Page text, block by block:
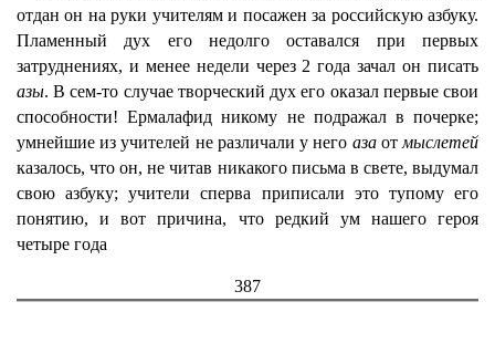
отдан он на руки учителям и посажен за российскую азбуку.
Пламенный дух его недолго оставался при первых
затруднениях, и менее недели через 2 года зачал он писать
азы. В сем-то случае творческий дух его оказал первые свои
способности! Ермалафид никому не подражал в почерке;
умнейшие из учителей не различали у него аза от мыслетей
казалось, что он, не читав никакого письма в свете, выдумал
свою азбуку; учители сперва приписали это тупому его
понятию, и вот причина, что редкий ум нашего героя
четыре года
387